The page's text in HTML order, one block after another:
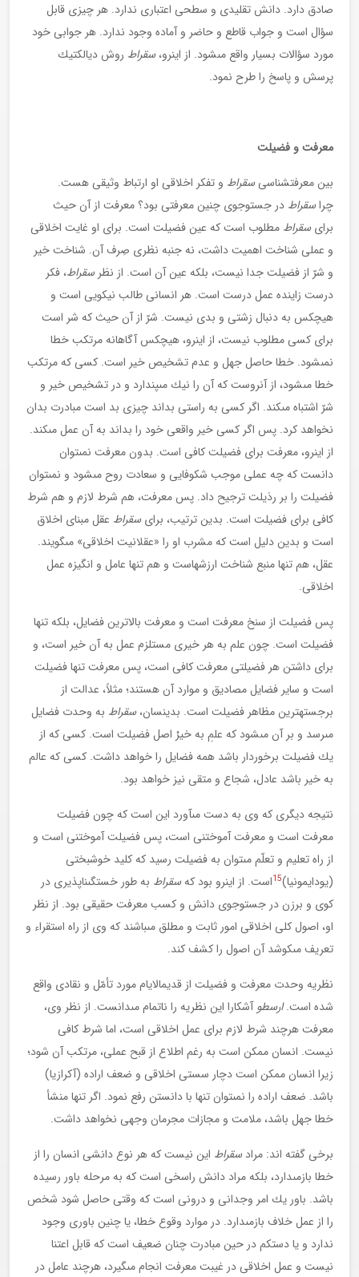
صادق دارد. دانش تقليدى و سطحى اعتبارى ندارد. هر چيزى قابل
سؤال است و جواب قاطع و حاضر و آماده وجود ندارد. هر جوابى خود
مورد سؤالات بسيار واقع مى‏شود. از اين‏رو، سقراط روش ديالكتيك
پرسش و پاسخ را طرح نمود.
معرفت و فضيلت
بين معرفت‏شناسىسقراط و تفكر اخلاقى او ارتباط وثيقى هست.
چراسقراط در جست‏وجوى چنين معرفتى بود؟ معرفت از آن حيث
براى سقراط مطلوب است كه عين فضيلت است. براى او غايت اخلاقى
و عملى شناخت اهميت داشت، نه جنبه نظرى صِرف آن. شناخت خير
و شرّ از فضيلت جدا نيست، بلكه عين آن است. از نظر سقراط، فكر
درست زاينده عمل درست است. هر انسانى طالب نيكويى است و
هيچ‏كس به دنبال زشتى و بدى نيست. شرّ از آن حيث كه شر است
براى كسى مطلوب نيست، از اين‏رو، هيچ‏كس آگاهانه مرتكب خطا
نمى‏شود. خطا حاصل جهل و عدم تشخيص خير است. كسى كه مرتكب
خطا مى‏شود، از آن‏روست كه آن را نيك مى‏پندارد و در تشخيص خير و
شرّ اشتباه مى‏كند. اگر كسى به راستى بداند چيزى بد است مبادرت بدان
نخواهد كرد. پس اگر كسى خير واقعى خود را بداند به آن عمل مى‏كند.
از اين‏رو، معرفت براى فضيلت كافى است. بدون معرفت نمى‏توان
دانست كه چه عملى موجب شكوفايى و سعادت روح مى‏شود و نمى‏توان
فضيلت را بر رذيلت ترجيح داد. پس معرفت، هم شرط لازم و هم شرط
كافى براى فضيلت است. بدين ترتيب، براى سقراط عقل مبناى اخلاق
است و بدين دليل است كه مشرب او را «عقلانيت اخلاقى» مى‏گويند.
عقل، هم تنها منبع شناخت ارزش‏هاست و هم تنها عامل و انگيزه عمل
اخلاقى.
پس فضيلت از سنخ معرفت است و معرفت بالاترين فضايل، بلكه تنها
فضيلت است. چون علم به هر خيرى مستلزم عمل به آن خير است، و
براى داشتن هر فضيلتى معرفت كافى است، پس معرفت تنها فضيلت
است و ساير فضايل مصاديق و موارد آن هستند؛ مثلاً، عدالت از
برجسته‏ترين مظاهر فضيلت است. بدين‏سان، سقراط به وحدت فضايل
مى‏رسد و بر آن مى‏شود كه علمِ به خيرْ اصل فضيلت است. كسى كه از
يك فضيلت برخوردار باشد همه فضايل را خواهد داشت. كسى كه عالم
به خير باشد عادل، شجاع و متقى نيز خواهد بود.
نتيجه ديگرى كه وى به دست مى‏آورد اين است كه چون فضيلت
معرفت است و معرفت آموختنى است، پس فضيلت آموختنى است و
از راه تعليم و تعلّم مى‏توان به فضيلت رسيد كه كليد خوشبختى
(يودايمونيا)15است. از اين‏رو بود كهسقراط به طور خستگى‏ناپذيرى در
كوى و برزن در جست‏وجوى دانش و كسب معرفت حقيقى بود. از نظر
او، اصول كلى اخلاقى امور ثابت و مطلق مى‏باشند كه وى از راه استقراء و
تعريف مى‏كوشد آن اصول را كشف كند.
نظريه وحدت معرفت و فضيلت از قديم‏الايام مورد تأمّل و نقادى واقع
شده است.ارسطوآشكارا اين نظريه را ناتمام مى‏دانست. از نظر وى،
معرفت هرچند شرط لازم براى عمل اخلاقى است، اما شرط كافى
نيست. انسان ممكن است به رغم اطلاع از قبح عملى، مرتكب آن شود؛
زيرا انسان ممكن است دچار سستى اخلاقى و ضعف اراده (آكرازيا)
باشد. ضعف اراده را نمى‏توان تنها با دانستن رفع نمود. اگر تنها منشأ
خطا جهل باشد، ملامت و مجازات مجرمان وجهى نخواهد داشت.
برخى گفته ‏اند: مراد سقراط اين نيست كه هر نوع دانشى انسان را از
خطا بازمى‏دارد، بلكه مراد دانش راسخى است كه به مرحله باور رسيده
باشد. باور يك امر وجدانى و درونى است كه وقتى حاصل شود شخص
را از عمل خلاف بازمى‏دارد. در موارد وقوع خطا، يا چنين باورى وجود
ندارد و يا دست‏كم در حين مبادرت چنان ضعيف است كه قابل اعتنا
نيست و عمل اخلاقى در غيبت معرفت انجام مى‏گيرد، هرچند عامل در